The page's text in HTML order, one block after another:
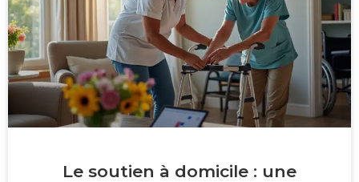
Le soutien à domicile : une